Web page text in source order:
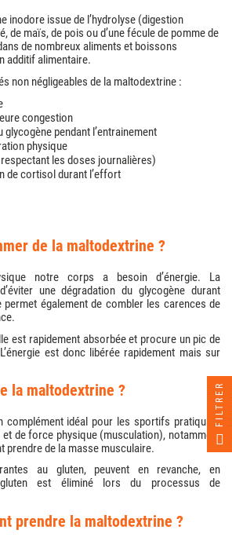
inodore issue de l’hydrolyse (digestion
de maïs, de pois ou d’une fécule de pomme de
de nombreux aliments et boissons
additif alimentaire.
non négligeables de la maltodextrine :
congestion
glycogène pendant l’entrainement
physique
les doses journalières)
de cortisol durant l’effort
de la maltodextrine ?
notre corps a besoin d’énergie. La
une dégradation du glycogène durant
permet également de combler les carences de
est rapidement absorbée et procure un pic de
est donc libérée rapidement mais sur
la maltodextrine ?
complément idéal pour les sportifs pratiquant
et de force physique (musculation), notamment
prendre de la masse musculaire.
au gluten, peuvent en revanche, en
est éliminé lors du processus de
prendre la maltodextrine ?
FILTRER